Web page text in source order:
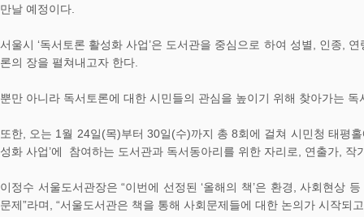
만날 예정이다.
서울시 ‘독서토론 활성화 사업’은 도서관을 중심으로 하여 성별, 인종,
론의 장을 펼쳐내고자 한다.
뿐만 아니라 독서토론에 대한 시민들의 관심을 높이기 위해 찾아가는
또한, 오는 1월 24일(목)부터 30일(수)까지 총 8회에 걸쳐 시민청 태평
성화 사업’에 참여하는 도서관과 독서동아리를 위한 자리로, 연출가,
이정수 서울도서관장은 “이번에 선정된 ‘올해의 책’은 환경, 사회현상
문제”라며, “서울도서관은 책을 통해 사회문제들에 대한 논의가 시작